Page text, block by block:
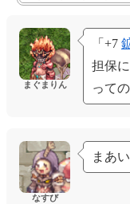
一定
[短
追加
追加
まぐまりん
「+7
担保
って
なすび
まあ